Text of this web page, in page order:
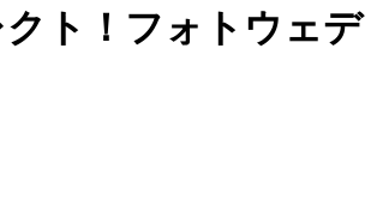
ト！フォトウェデ